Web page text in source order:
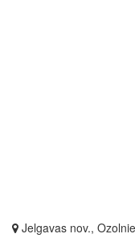
Jelgavas nov.,